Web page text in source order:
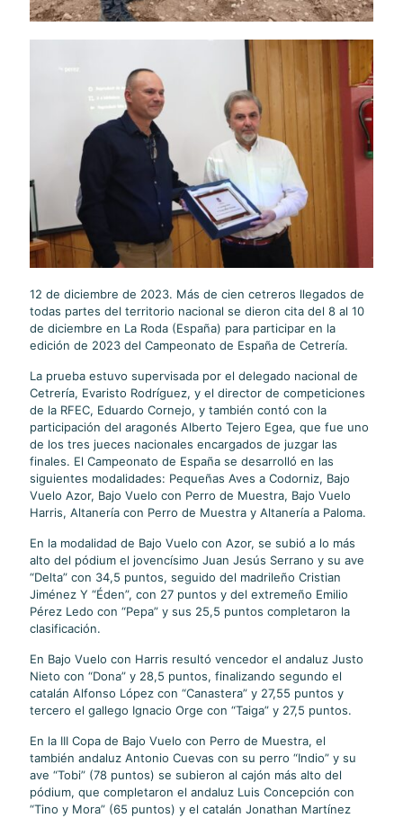
12 de diciembre de 2023. Más de cien cetreros llegados de
todas partes del territorio nacional se dieron cita del 8 al 10
de diciembre en La Roda (España) para participar en la
edición de 2023 del Campeonato de España de Cetrería.
La prueba estuvo supervisada por el delegado nacional de
Cetrería, Evaristo Rodríguez, y el director de competiciones
de la RFEC, Eduardo Cornejo, y también contó con la
participación del aragonés Alberto Tejero Egea, que fue uno
de los tres jueces nacionales encargados de juzgar las
finales. El Campeonato de España se desarrolló en las
siguientes modalidades: Pequeñas Aves a Codorniz, Bajo
Vuelo Azor, Bajo Vuelo con Perro de Muestra, Bajo Vuelo
Harris, Altanería con Perro de Muestra y Altanería a Paloma.
En la modalidad de Bajo Vuelo con Azor, se subió a lo más
alto del pódium el jovencísimo Juan Jesús Serrano y su ave
“Delta” con 34,5 puntos, seguido del madrileño Cristian
Jiménez Y “Éden”, con 27 puntos y del extremeño Emilio
Pérez Ledo con “Pepa” y sus 25,5 puntos completaron la
clasificación.
En Bajo Vuelo con Harris resultó vencedor el andaluz Justo
Nieto con “Dona” y 28,5 puntos, finalizando segundo el
catalán Alfonso López con “Canastera” y 27,55 puntos y
tercero el gallego Ignacio Orge con “Taiga” y 27,5 puntos.
En la III Copa de Bajo Vuelo con Perro de Muestra, el
también andaluz Antonio Cuevas con su perro “Indio” y su
ave “Tobi” (78 puntos) se subieron al cajón más alto del
pódium, que completaron el andaluz Luis Concepción con
“Tino y Mora” (65 puntos) y el catalán Jonathan Martínez